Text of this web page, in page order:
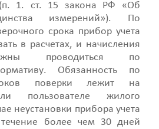
1. ст. 15 закона РФ «Об
измерений»). По
срока прибор учета
в расчетах, и начисления
проводиться по
Обязанность по
поверки лежит на
пользователе жилого
неустановки прибора учета
более чем 30 дней